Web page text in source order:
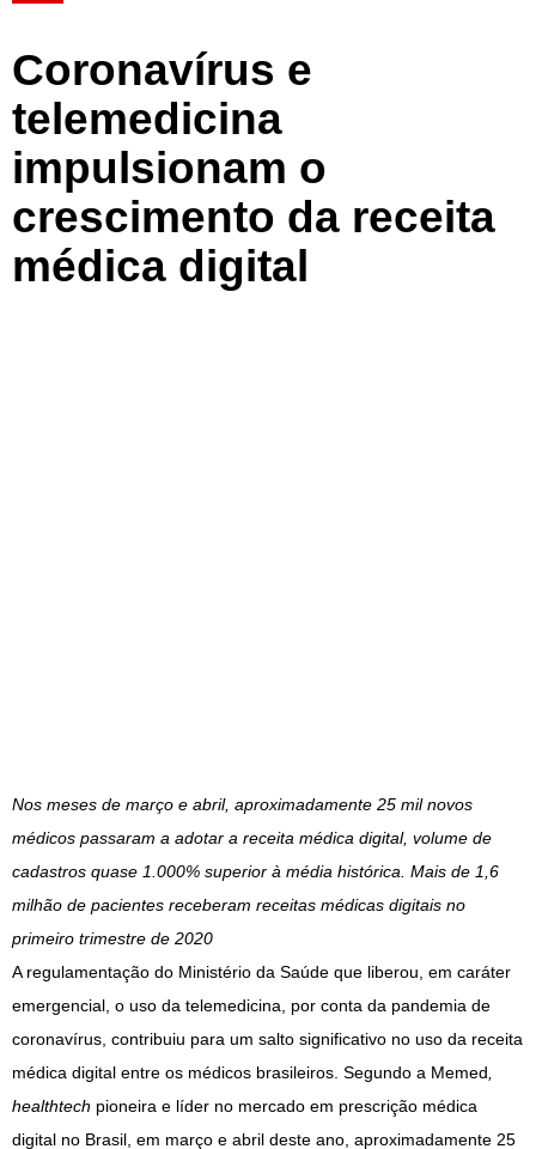
Coronavírus e
telemedicina
impulsionam o
crescimento da receita
médica digital
Nos meses de março e abril, aproximadamente 25 mil novos
médicos passaram a adotar a receita médica digital, volume de
cadastros quase 1.000% superior à média histórica. Mais de 1,6
milhão de pacientes receberam receitas médicas digitais no
primeiro trimestre de 2020
A regulamentação do Ministério da Saúde que liberou, em caráter
emergencial, o uso da telemedicina, por conta da pandemia de
coronavírus, contribuiu para um salto significativo no uso da receita
médica digital entre os médicos brasileiros. Segundo a Memed,
healthtech pioneira e líder no mercado em prescrição médica
digital no Brasil, em março e abril deste ano, aproximadamente 25